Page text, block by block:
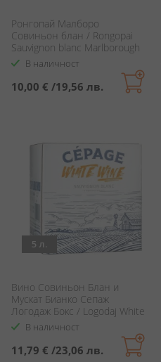
Ронгопай Малборо
Совиньон блан / Rongopai
Sauvignon blanc Marlborough
В наличност
10,00 € /19,56 лв.
5 л.
Вино Совиньон Блан и
Мускат Бианко Сепаж
Логодаж Бокс / Logodaj White
Wine Cepage Sauvignon Blanc
& Muscato Bianco
В наличност
11,79 € /23,06 лв.